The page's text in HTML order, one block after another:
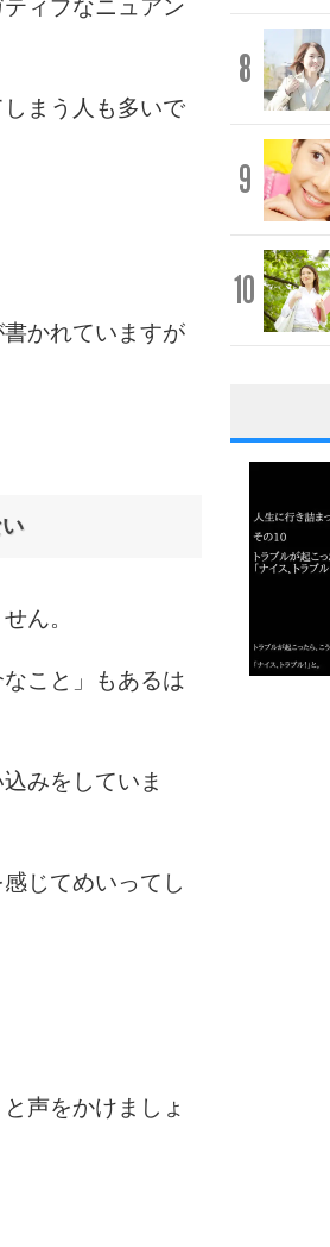
ィブなニュアン
まう人も多いで
かれていますが
ん。
こと」もあるは
みをしていま
じてめいってし
声をかけましょ
8
9
10
1
3